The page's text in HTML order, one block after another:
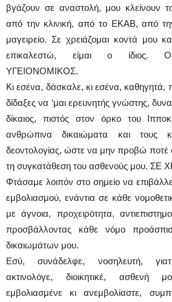
βγάζουν σε αναστολή, μου κλείνουν
από την κλινική, από το ΕΚΑΒ, από
μαγειρείο. Σε χρειάζομαι κοντά μου
επικαλεστώ, είμαι ο ίδιος.
ΥΓΕΙΟΝΟΜΙΚΟΣ.
Κι εσένα, δάσκαλε, κι εσένα, καθηγητά,
δίδαξες να ‘μαι ερευνητής γνώστης,
δίκαιος, πιστός στον όρκο του
ανθρώπινα δικαιώματα και τους
δεοντολογίας, ώστε να μην προβώ ποτέ
τη συγκατάθεση του ασθενούς μου. ΣΕ
Φτάσαμε λοιπόν στο σημείο να
εμβολιασμού, ενάντια σε κάθε
με άγνοια, προχειρότητα,
προσβάλλοντας κάθε νόμο
δικαιωμάτων μου.
Εσύ, συνάδελφε, νοσηλευτή,
ακτινολόγε, διοικητικέ, ασθενή
εμβολιασμένε κι ανεμβολίαστε,